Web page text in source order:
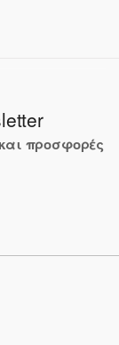
προσφορές